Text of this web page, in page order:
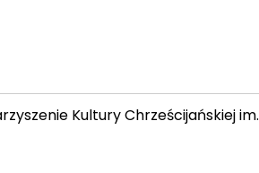
Kultury Chrześcijańskiej